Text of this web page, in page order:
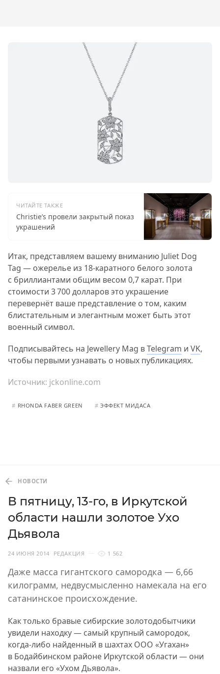
ЧИТАЙТЕ ТАКЖЕ
Christie’s провели закрытый показ
украшений
Итак, представляем вашему вниманию Juliet Dog
Tag — ожерелье из 18-каратного белого золота
с бриллиантами общим весом 0,7 карат. При
стоимости 3 700 долларов это украшение
перевернёт ваше представление о том, каким
блистательным и элегантным может быть этот
военный символ.
Подписывайтесь на Jewellery Mag вTelegram и VK,
чтобы первыми узнавать о новых публикациях.
Источник: jckonline.com
# RHONDA FABER GREEN # ЭФФЕКТ МИДАСА
НОВОСТИ
В пятницу, 13-го, в Иркутской
области нашли золотое Ухо
Дьявола
24 ИЮНЯ 2014 РЕДАКЦИЯ 1 562
Даже масса гигантского самородка — 6,66
килограмм, недвусмысленно намекала на его
сатанинское происхождение.
Как только бравые сибирские золотодобытчики
увидели находку — самый крупный самородок,
когда-либо найденный в шахтах ООО «Угахан»
в Бодайбинском районе Иркутской области — они
назвали его «Ухом Дьявола».